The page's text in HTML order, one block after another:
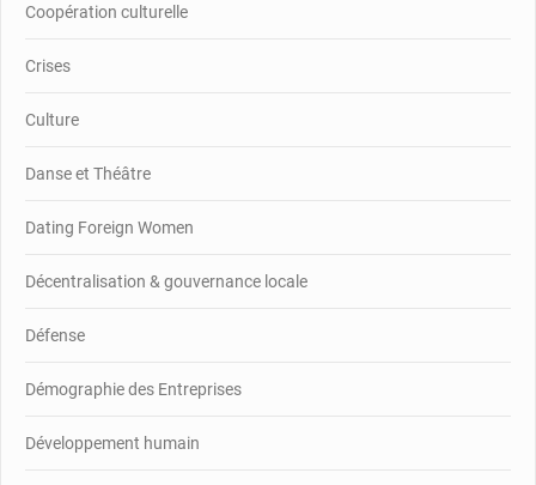
Coopération culturelle
Crises
Culture
Danse et Théâtre
Dating Foreign Women
Décentralisation & gouvernance locale
Défense
Démographie des Entreprises
Développement humain